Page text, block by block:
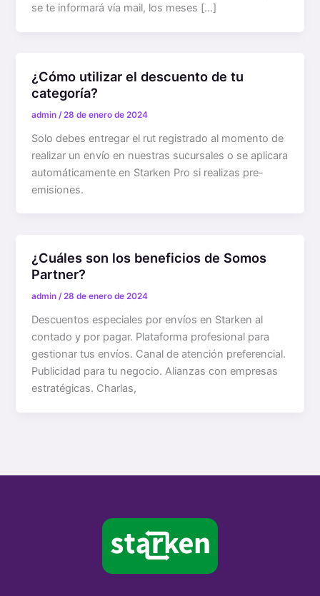
se te informará vía mail, los meses […]
¿Cómo utilizar el descuento de tu
categoría?
admin /28 de enero de 2024
Solo debes entregar el rut registrado al momento de
realizar un envío en nuestras sucursales o se aplicara
automáticamente en Starken Pro si realizas pre-
emisiones.
¿Cuáles son los beneficios de Somos
Partner?
admin/28 de enero de 2024
Descuentos especiales por envíos en Starken al
contado y por pagar. Plataforma profesional para
gestionar tus envíos. Canal de atención preferencial.
Publicidad para tu negocio. Alianzas con empresas
estratégicas. Charlas,